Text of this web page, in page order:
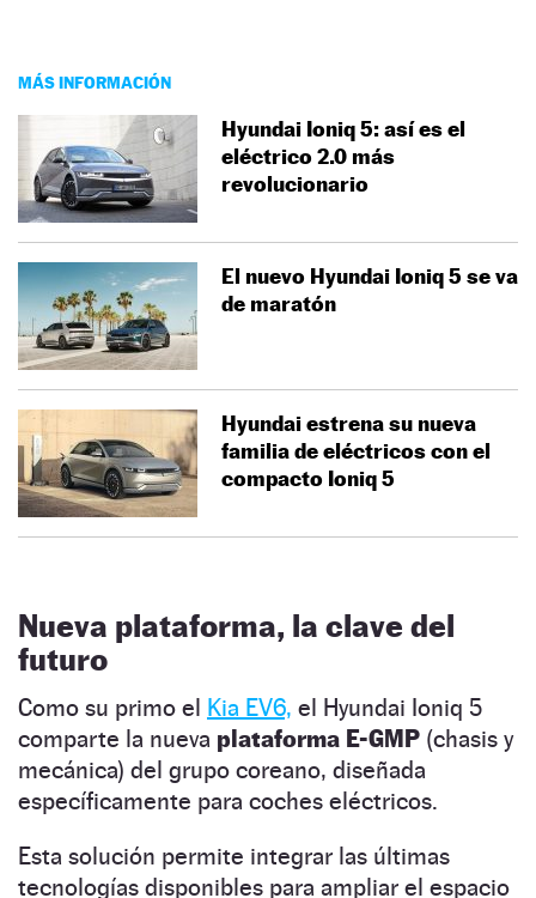
MÁS INFORMACIÓN
Hyundai Ioniq 5: así es el
eléctrico 2.0 más
revolucionario
El nuevo Hyundai Ioniq 5 se va
de maratón
Hyundai estrena su nueva
familia de eléctricos con el
compacto Ioniq 5
Nueva plataforma, la clave del
futuro
Como su primo el Kia EV6, el Hyundai Ioniq 5
comparte la nueva plataforma E-GMP (chasis y
mecánica) del grupo coreano, diseñada
específicamente para coches eléctricos.
Esta solución permite integrar las últimas
tecnologías disponibles para ampliar el espacio